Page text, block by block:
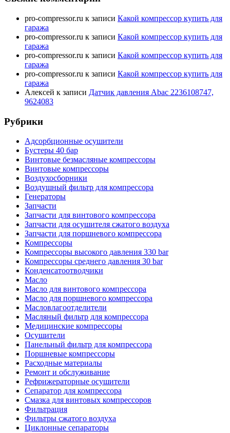
pro-compressor.ru к записи Какой компрессор купить для
гаража
pro-compressor.ru к записи Какой компрессор купить для
гаража
pro-compressor.ru к записи Какой компрессор купить для
гаража
pro-compressor.ru к записи Какой компрессор купить для
гаража
Алексей к записи Датчик давления Abac 2236108747,
9624083
Рубрики
Адсорбционные осушители
Бустеры 40 бар
Винтовые безмасляные компрессоры
Винтовые компрессоры
Воздухосборники
Воздушный фильтр для компрессора
Генераторы
Запчасти
Запчасти для винтового компрессора
Запчасти для осушителя сжатого воздуха
Запчасти для поршневого компрессора
Компрессоры
Компрессоры высокого давления 330 bar
Компрессоры среднего давления 30 bar
Конденсатоотводчики
Масло
Масло для винтового компрессора
Масло для поршневого компрессора
Масловлагоотделители
Масляный фильтр для компрессора
Медицинские компрессоры
Осушители
Панельный фильтр для компрессора
Поршневые компрессоры
Расходные материалы
Ремонт и обслуживание
Рефрижераторные осушители
Сепаратор для компрессора
Смазка для винтовых компрессоров
Фильтрация
Фильтры сжатого воздуха
Циклонные сепараторы